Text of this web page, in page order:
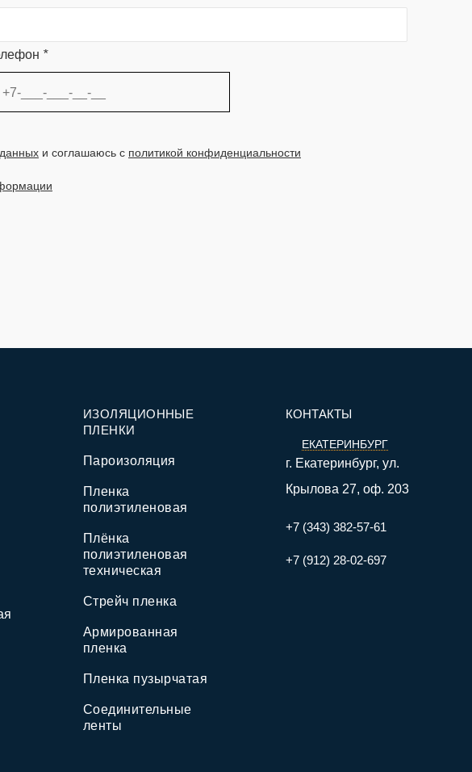
*
и соглашаюсь с политикой конфиденциальности
ИЗОЛЯЦИОННЫЕ
ПЛЕНКИ
Пароизоляция
Пленка
полиэтиленовая
Плёнка
полиэтиленовая
техническая
Стрейч пленка
Армированная
пленка
Пленка пузырчатая
Соединительные
ленты
КОНТАКТЫ
ЕКАТЕРИНБУРГ
г. Екатеринбург, ул.
Крылова 27, оф. 203
+7 (343) 382-57-61
+7 (912) 28-02-697